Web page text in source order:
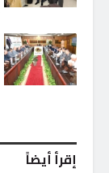
إقرأ أيضاً